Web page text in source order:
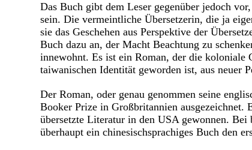
Das Buch gibt dem Leser gegenüber jedoch
sein. Die vermeintliche Übersetzerin, die ja
sie das Geschehen aus Perspektive der
Buch dazu an, der Macht Beachtung zu
innewohnt. Es ist ein Roman, der die koloniale
taiwanischen Identität geworden ist, aus neuer
Der Roman, oder genau genommen seine
Booker Prize in Großbritannien
übersetzte Literatur in den USA gewonnen. Bei
überhaupt ein chinesischsprachiges Buch den